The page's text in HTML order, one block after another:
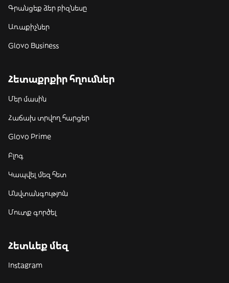
Գրանցեք ձեր բիզնեսը
Առաքիչներ
Glovo Business
Հետաքրքիր հղումներ
Մեր մասին
Հաճախ տրվող հարցեր
Glovo Prime
Բլոգ
Կապվել մեզ հետ
Անվտանգություն
Մուտք գործել
Հետևեք մեզ
Instagram